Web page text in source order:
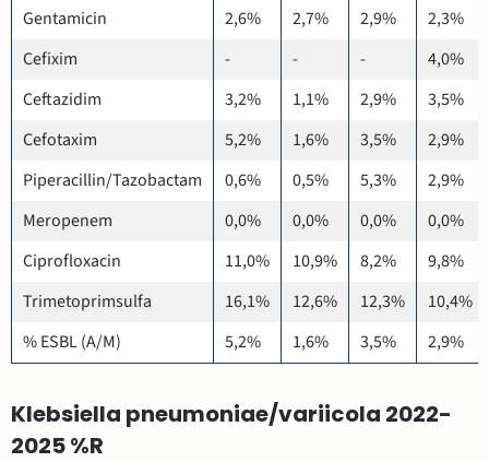
Gentamicin
2,6% 2,7% 2,9%
2,3%
Cefixim
- - -
4,0%
Ceftazidim
3,2% 1,1% 2,9%
3,5%
Cefotaxim
5,2% 1,6% 3,5%
2,9%
Piperacillin/Tazobactam
0,6% 0,5% 5,3%
2,9%
Meropenem
0,0% 0,0% 0,0%
0,0%
Ciprofloxacin
11,0% 10,9% 8,2%
9,8%
Trimetoprimsulfa
16,1% 12,6% 12,3%
10,4%
% ESBL (A/M)
5,2% 1,6% 3,5% 2,9%
Klebsiella pneumoniae/variicola 2022-
2025 %R